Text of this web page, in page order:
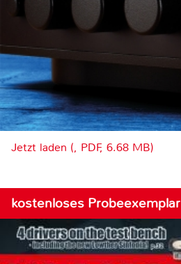
Jetzt laden (, PDF, 6.68 MB)
kostenloses Probeexemplar